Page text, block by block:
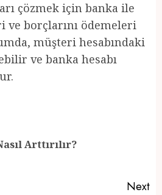
çözmek için banka ile
ve borçlarını ödemeleri
müşteri hesabındaki
ve banka hesabı
Arttırılır?
Next